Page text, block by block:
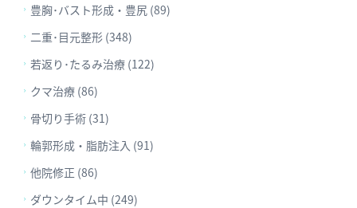
豊胸･バスト形成・豊尻 (89)
二重･目元整形 (348)
若返り･たるみ治療 (122)
クマ治療 (86)
骨切り手術 (31)
輪郭形成・脂肪注入 (91)
他院修正 (86)
ダウンタイム中 (249)